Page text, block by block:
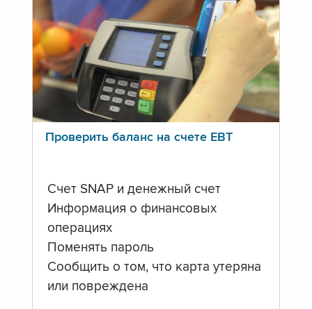
Проверить баланс на счете ЕВТ
Счет SNAP и денежный счет
Информация о финансовых
операциях
Поменять пароль
Сообщить о том, что карта утеряна
или повреждена